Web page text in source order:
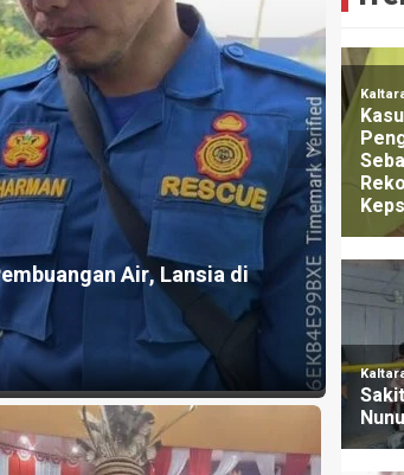
dan Anak, Said Hasan
Gigi
2 jam